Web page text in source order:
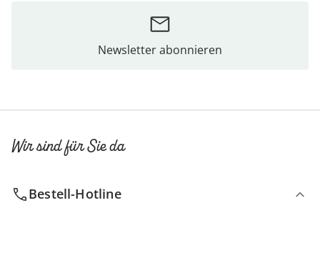
Newsletter abonnieren
Wir sind für Sie da
Bestell-Hotline